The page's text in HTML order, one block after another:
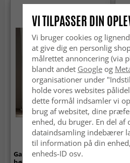
Gardiner - Gardin i
VI TILPASSER DIN
Vi bruger cookies og
at give dig en personlig
målrettet annoncering (via
blandt andet Googleog
organisationer under
holde vores websites
dette formål indsamler vi
brug af websitet, dine
enhed, du bruger. En del af
dataindsamling indebærer
til information på din
enheds-ID osv.